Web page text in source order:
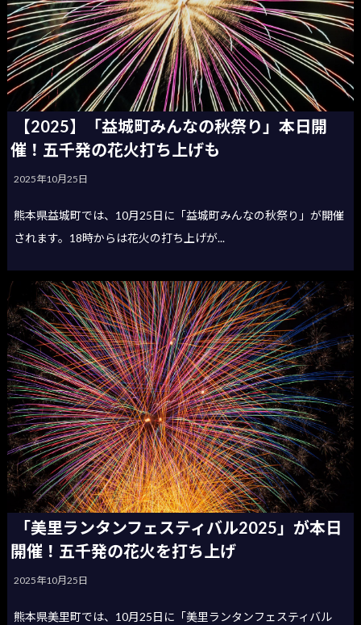
【2025】「益城町みんなの秋祭り」本日開
催！五千発の花火打ち上げも
2025年10月25日
熊本県益城町では、10月25日に「益城町みんなの秋祭り」が開催
されます。18時からは花火の打ち上げが...
「美里ランタンフェスティバル2025」が本日
開催！五千発の花火を打ち上げ
2025年10月25日
熊本県美里町では、10月25日に「美里ランタンフェスティバル